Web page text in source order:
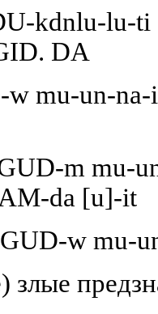
kdnlu-lu-ti
DA
w mu-un-
m mu-
da [u]-it
w mu-
злые